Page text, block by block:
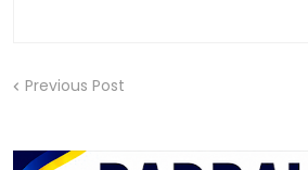
Previous Post